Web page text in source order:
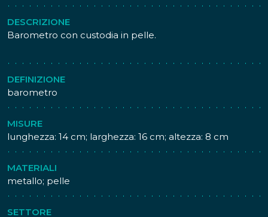
DESCRIZIONE
Barometro con custodia in pelle.
DEFINIZIONE
barometro
MISURE
lunghezza: 14 cm; larghezza: 16 cm; altezza: 8 cm
MATERIALI
metallo; pelle
SETTORE